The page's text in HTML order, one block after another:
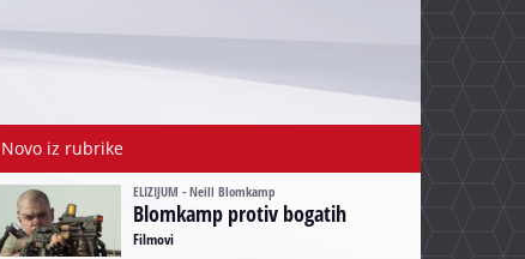
Novo iz rubrike
ELIZIJUM - Neill Blomkamp
Blomkamp protiv bogatih
Filmovi